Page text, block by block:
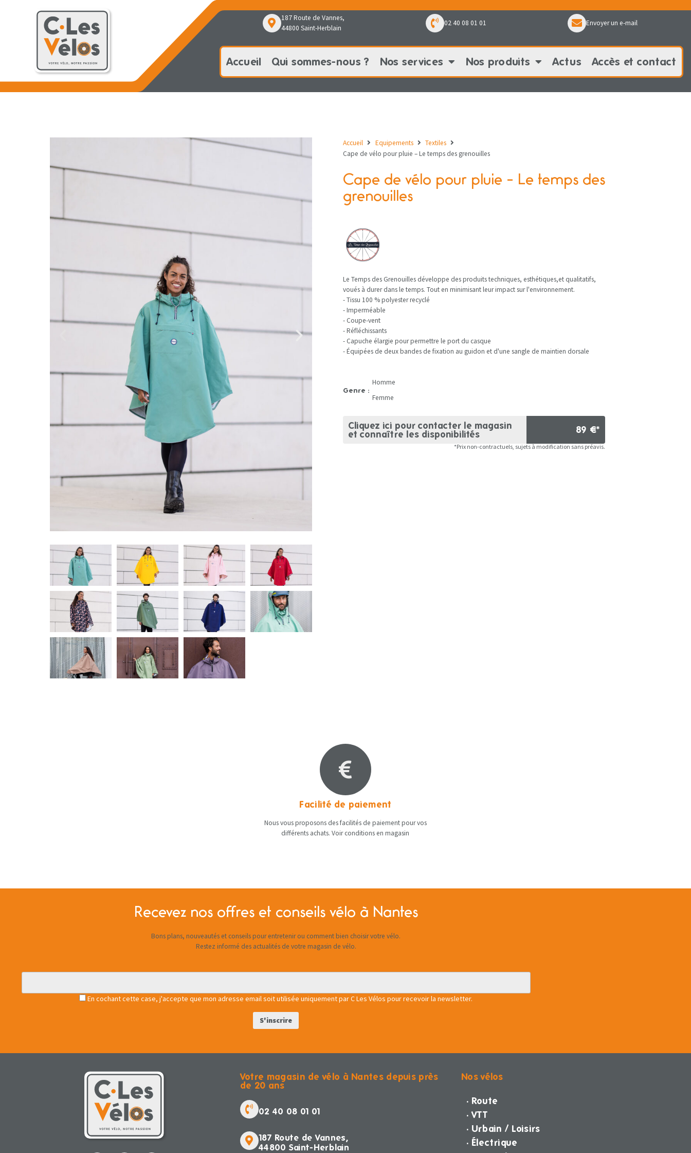
187 Route de Vannes,
44800 Saint-Herblain
02 40 08 01 01 Envoyer un e-mail
Accueil Qui sommes-nous ? Nos services Nos produits Actus Accès et contact
Qui sommes-nous ?
Accueil Equipements
Textiles
Cape de vélo pour pluie – Le temps des grenouilles
Cape de vélo pour pluie - Le temps des
grenouilles
Le Temps des Grenouilles développe des produits techniques, esthétiques,et qualitatifs,
voués à durer dans le temps. Tout en minimisant leur impact sur l'environnement.
- Tissu 100 % polyester recyclé
- Imperméable
- Coupe-vent
- Réfléchissants
- Capuche élargie pour permettre le port du casque
- Équipées de deux bandes de fixation au guidon et d'une sangle de maintien dorsale
Genre :
Homme
Femme
Cliquez ici pour contacter le magasin
et connaître les disponibilités
89 €*
*Prix non-contractuels, sujets à modification sans préavis.
Facilité de paiement
Nous vous proposons des facilités de paiement pour vos
différents achats. Voir conditions en magasin
Recevez nos offres et conseils vélo à Nantes
Bons plans, nouveautés et conseils pour entretenir ou comment bien choisir votre vélo.
Restez informé des actualités de votre magasin de vélo.
En cochant cette case, j'accepte que mon adresse email soit utilisée uniquement par C Les Vélos pour recevoir la newsletter.
Votre magasin de vélo à Nantes depuis près
de 20 ans
02 40 08 01 01
187 Route de Vannes,
44800 Saint-Herblain
Nos vélos
· Route
· VTT
· Urbain / Loisirs
· Électrique